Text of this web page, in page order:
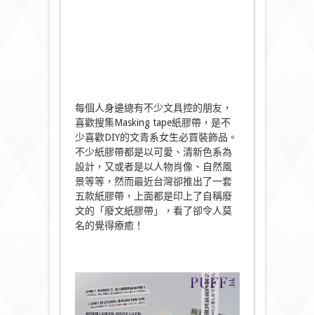
每個人身邊總有不少文具控的朋友，
喜歡搜集Masking tape紙膠帶，是不
少喜歡DIY的文青系女生必買裝飾品。
不少紙膠帶都是以可愛、清新色系為
設計，又或者是以人物肖像、自然風
景等等，然而最近台灣卻推出了一套
五款紙膠帶，上面都是印上了自稱廢
文的「廢文紙膠帶」，看了卻令人莫
名的覺得療癒！